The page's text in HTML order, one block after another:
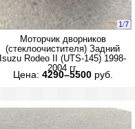
1/7
Моторчик дворников
(стеклоочистителя) Задний
Isuzu Rodeo II (UTS-145) 1998-
2004 гг.
Цена: 4290–5500руб.